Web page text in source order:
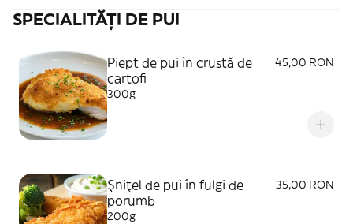
SPECIALITĂȚI DE PUI
Piept de pui în crustă de
cartofi
45,00 RON
300g
Şniţel de pui în fulgi de
porumb
35,00 RON
200g